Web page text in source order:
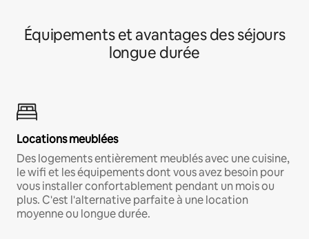
Équipements et avantages des séjours
longue durée
Locations meublées
Des logements entièrement meublés avec une cuisine,
le wifi et les équipements dont vous avez besoin pour
vous installer confortablement pendant un mois ou
plus. C'est l'alternative parfaite à une location
moyenne ou longue durée.